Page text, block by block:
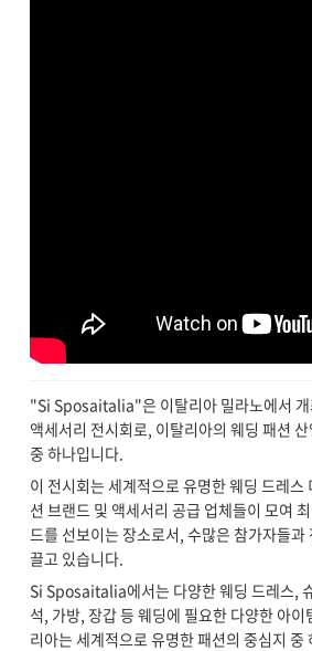
"Si Sposaitalia"은 이탈리아 밀라노에서 개
액세서리 전시회로, 이탈리아의 웨딩 패션
중 하나입니다.
이 전시회는 세계적으로 유명한 웨딩 드레스
션 브랜드 및 액세서리 공급 업체들이 모여
드를 선보이는 장소로서, 수많은 참가자들과
끌고 있습니다.
Si Sposaitalia에서는 다양한 웨딩 드레스,
석, 가방, 장갑 등 웨딩에 필요한 다양한 아
리아는 세계적으로 유명한 패션의 중심지 중